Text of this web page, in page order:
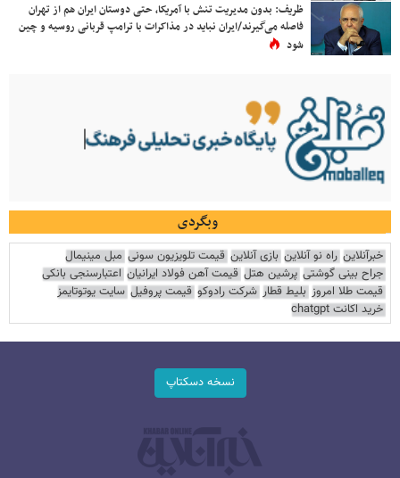
ظریف: بدون مدیریت تنش با آمریکا، حتی دوستان ایران هم از تهران
فاصله می‌گیرند/ایران نباید در مذاکرات با ترامپ قربانی روسیه و چین
شود
وبگردی
خبرآنلاین راه نو آنلاین بازی آنلاین قیمت تلویزیون سونی مبل مینیمال
جراح بینی گوشتی پرشین هتل قیمت آهن فولاد ایرانیان اعتبارسنجی بانکی
قیمت طلا امروز بلیط قطار شرکت رادوکو قیمت پروفیل سایت یوتوتایمز
خرید اکانت chatgpt
نسخه دسکتاپ